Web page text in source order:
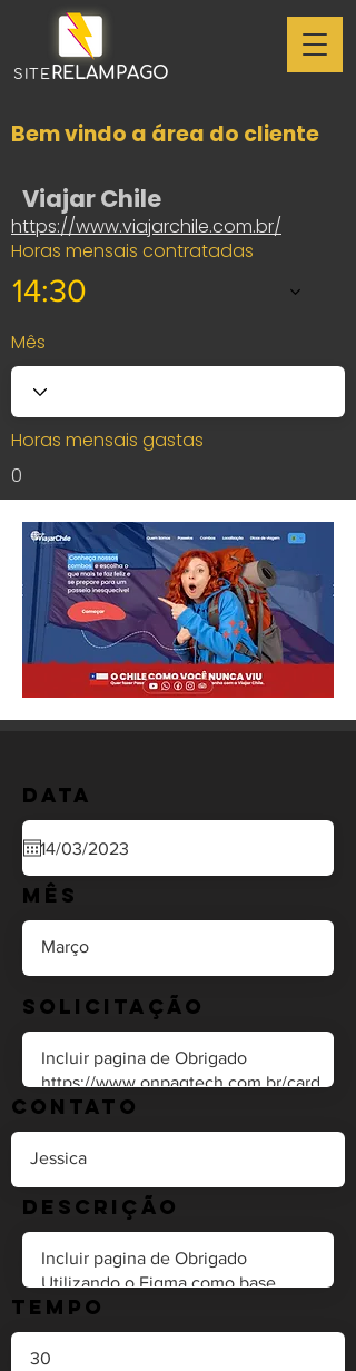
SITERELAMPAGO
Bem vindo a área do cliente
Viajar Chile
https://www.viajarchile.com.br/
Horas mensais contratadas
14:30
Mês
Horas mensais gastas
0
Data
Mês
Solicitação
Contato
Descrição
Tempo